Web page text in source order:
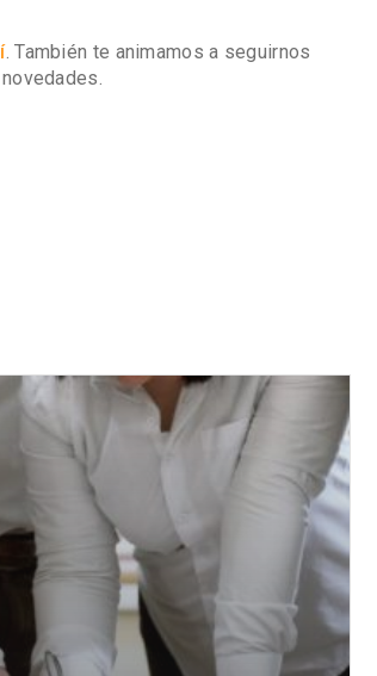
. También te animamos a seguirnos